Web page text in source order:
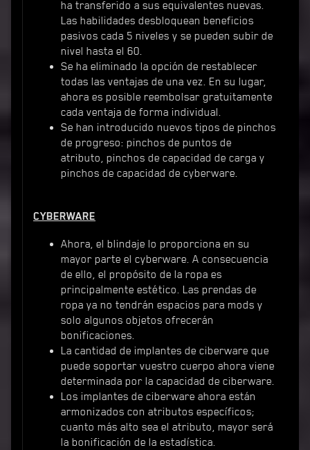
ha transferido a sus equivalentes nuevas.
Las habilidades desbloquean beneficios
pasivos cada 5 niveles y se pueden subir de
nivel hasta el 60.
Se ha eliminado la opción de restablecer
todas las ventajas de una vez. En su lugar,
ahora es posible reembolsar gratuitamente
cada ventaja de forma individual.
Se han introducido nuevos tipos de pinchos
de progreso: pinchos de puntos de
atributo, pinchos de capacidad de carga y
pinchos de capacidad de cyberware.
CYBERWARE
Ahora, el blindaje lo proporciona en su
mayor parte el cyberware. A consecuencia
de ello, el propósito de la ropa es
principalmente estético. Las prendas de
ropa ya no tendrán espacios para mods y
solo algunos objetos ofrecerán
bonificaciones.
La cantidad de implantes de ciberware que
puede soportar vuestro cuerpo ahora viene
determinada por la capacidad de ciberware.
Los implantes de ciberware ahora están
armonizados con atributos específicos;
cuanto más alto sea el atributo, mayor será
la bonificación de la estadística.